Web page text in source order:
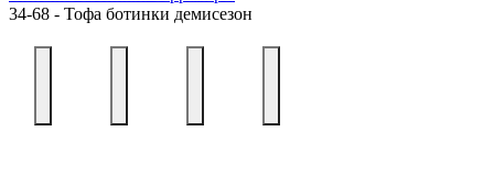
34-68 - Тофа ботинки демисезон